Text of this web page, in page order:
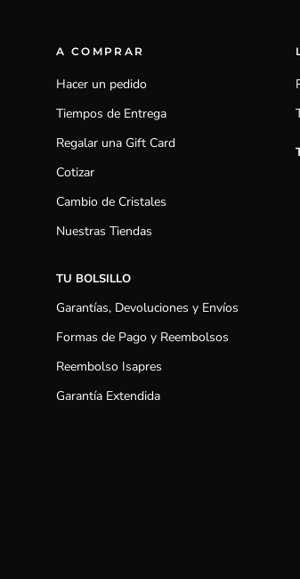
A COMPRAR
Hacer un pedido
Tiempos de Entrega
Regalar una Gift Card
Cotizar
Cambio de Cristales
Nuestras Tiendas
TU BOLSILLO
Garantías, Devoluciones y Envíos
Formas de Pago y Reembolsos
Reembolso Isapres
Garantía Extendida